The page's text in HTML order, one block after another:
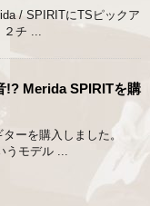
/ SPIRITにTSピックア
チ ...
!? Merida SPIRITを購
ーを購入しました。
モデル ...